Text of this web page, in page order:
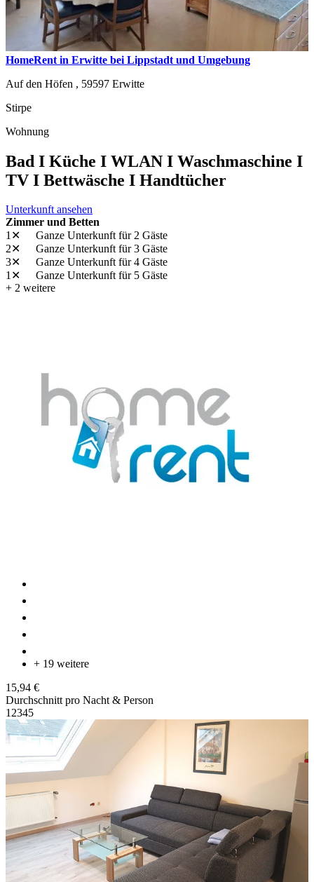
HomeRent in Erwitte bei Lippstadt und Umgebung
Auf den Höfen , 59597 Erwitte
Stirpe
Wohnung
Bad I Küche I WLAN I Waschmaschine I
TV I Bettwäsche I Handtücher
Unterkunft ansehen
Zimmer und Betten
1✕
Ganze Unterkunftfür 2 Gäste
2✕
Ganze Unterkunftfür 3 Gäste
3✕
Ganze Unterkunftfür 4 Gäste
1✕
Ganze Unterkunftfür 5 Gäste
+ 2 weitere
+ 19 weitere
15,94 €
Durchschnitt pro Nacht & Person
12345